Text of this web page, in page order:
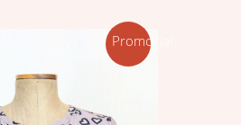
Promocja!